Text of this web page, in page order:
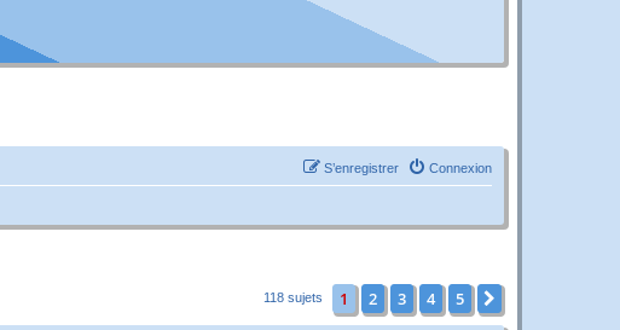
Connexion
S’enregistrer
118 sujets 1 2 3 4 5